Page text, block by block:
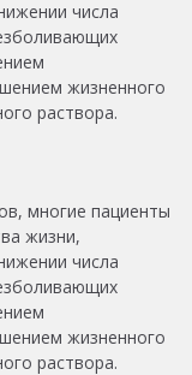
числа
жизненного
раствора.
многие пациенты
жизни,
числа
жизненного
раствора.